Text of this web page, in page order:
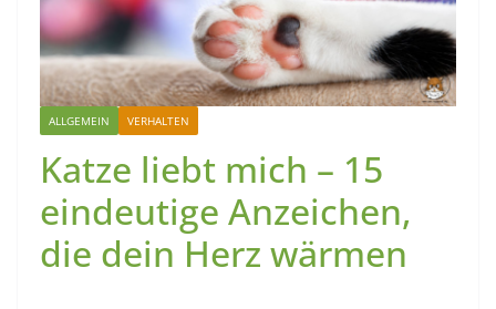
ALLGEMEIN VERHALTEN
Katze liebt mich – 15
eindeutige Anzeichen,
die dein Herz wärmen